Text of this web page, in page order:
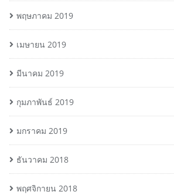
พฤษภาคม 2019
เมษายน 2019
มีนาคม 2019
กุมภาพันธ์ 2019
มกราคม 2019
ธันวาคม 2018
พฤศจิกายน 2018